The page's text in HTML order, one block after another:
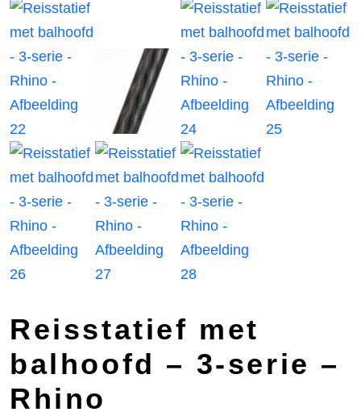
Reisstatief met
balhoofd – 3-serie –
Rhino